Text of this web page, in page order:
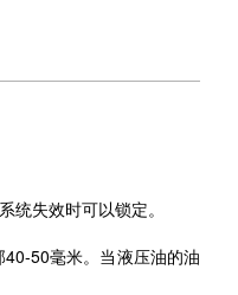
失效时可以锁定。
50毫米。当液压油的油